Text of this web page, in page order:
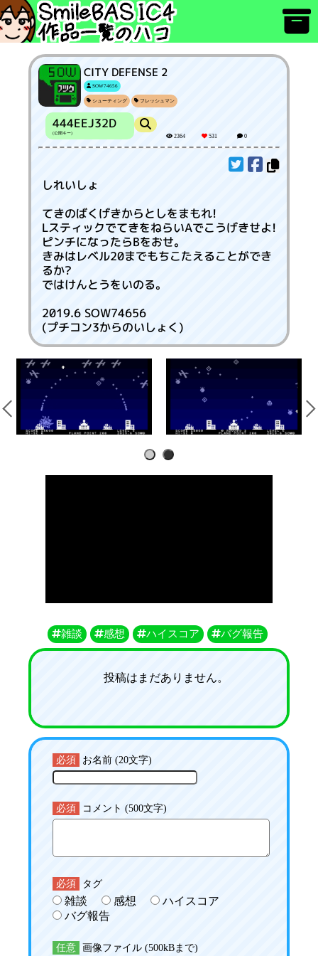
CITY DEFENSE 2
SOW74656
シューティング フレッシュマン
444EEJ32D
(公開キー) 2364 531 0
しれいしょ
てきのばくげきからとしをまもれ!
LスティックでてきをねらいAでこうげきせよ!
ピンチになったらBをおせ。
きみはレベル20までもちこたえることができ
るか?
ではけんとうをいのる。
2019.6 SOW74656
(プチコン3からのいしょく)
1 2
雑談 感想 ハイスコア バグ報告
投稿はまだありません。
必須 お名前 (20文字)
必須 コメント (500文字)
必須 タグ
雑談 感想
ハイスコア
バグ報告
任意 画像ファイル (500kBまで)